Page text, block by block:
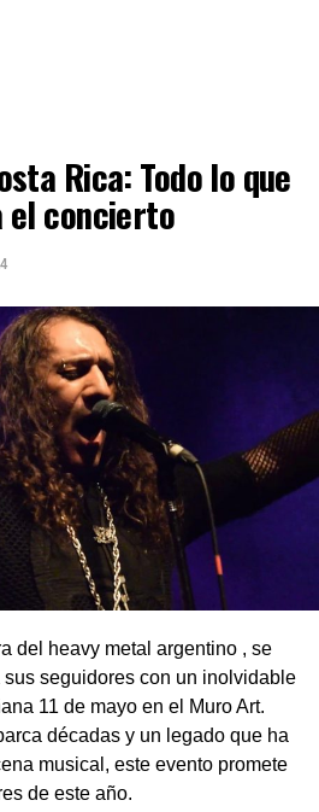
Rica: Todo lo que
el concierto
del heavy metal argentino , se
seguidores con un inolvidable
11 de mayo en el Muro Art.
décadas y un legado que ha
musical, este evento promete
de este año.